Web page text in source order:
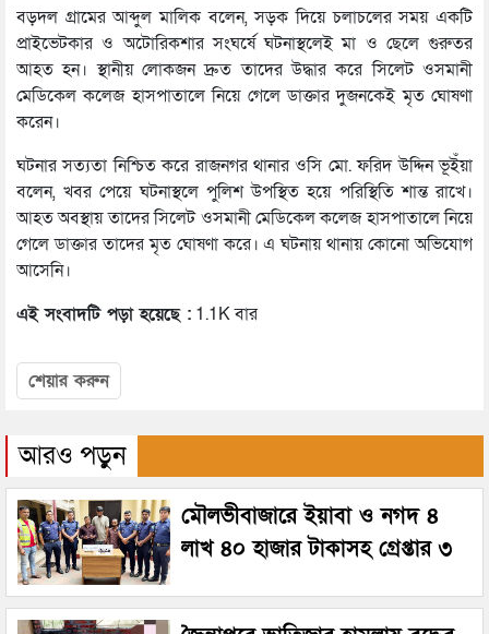
বড়দল গ্রামের আব্দুল মালিক বলেন, সড়ক দিয়ে চলাচলের সময় একটি
প্রাইভেটকার ও অটোরিকশার সংঘর্ষে ঘটনাস্থলেই মা ও ছেলে গুরুতর
আহত হন। স্থানীয় লোকজন দ্রুত তাদের উদ্ধার করে সিলেট ওসমানী
মেডিকেল কলেজ হাসপাতালে নিয়ে গেলে ডাক্তার দুজনকেই মৃত ঘোষণা
করেন।
ঘটনার সত‍্যতা নিশ্চিত করে রাজনগর থানার ওসি মো. ফরিদ উদ্দিন ভূইঁয়া
বলেন, খবর পেয়ে ঘটনাস্থলে পুলিশ উপস্থিত হয়ে পরিস্থিতি শান্ত রাখে।
আহত অবস্থায় তাদের সিলেট ওসমানী মেডিকেল কলেজ হাসপাতালে নিয়ে
গেলে ডাক্তার তাদের মৃত ঘোষণা করে। এ ঘটনায় থানায় কোনো অভিযোগ
আসেনি।
এই সংবাদটি পড়া হয়েছে : 1.1K বার
শেয়ার করুন
আরও পড়ুন
মৌলভীবাজারে ইয়াবা ও নগদ ৪
লাখ ৪০ হাজার টাকাসহ গ্রেপ্তার ৩